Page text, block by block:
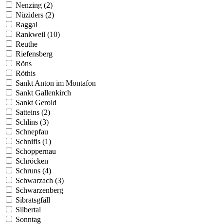
Nenzing (2)
Nüziders (2)
Raggal
Rankweil (10)
Reuthe
Riefensberg
Röns
Röthis
Sankt Anton im Montafon
Sankt Gallenkirch
Sankt Gerold
Satteins (2)
Schlins (3)
Schnepfau
Schnifis (1)
Schoppernau
Schröcken
Schruns (4)
Schwarzach (3)
Schwarzenberg
Sibratsgfäll
Silbertal
Sonntag